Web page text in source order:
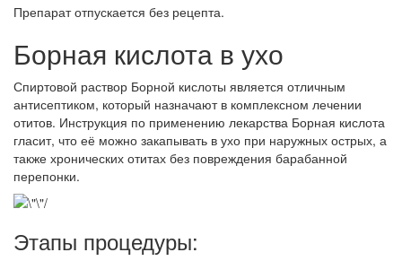
Препарат отпускается без рецепта.
Борная кислота в ухо
Спиртовой раствор Борной кислоты является отличным
антисептиком, который назначают в комплексном лечении
отитов. Инструкция по применению лекарства Борная кислота
гласит, что её можно закапывать в ухо при наружных острых, а
также хронических отитах без повреждения барабанной
перепонки.
Этапы процедуры: